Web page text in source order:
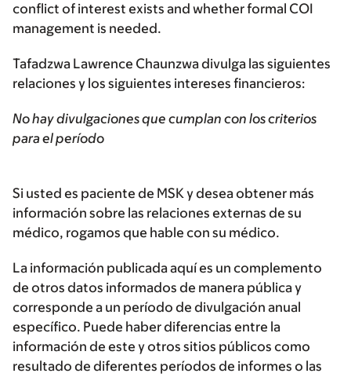
conflict of interest exists and whether formal COI
management is needed.
Tafadzwa Lawrence Chaunzwa divulga las siguientes
relaciones y los siguientes intereses financieros:
No hay divulgaciones que cumplan con los criterios
para el período
Si usted es paciente de MSK y desea obtener más
información sobre las relaciones externas de su
médico, rogamos que hable con su médico.
La información publicada aquí es un complemento
de otros datos informados de manera pública y
corresponde a un período de divulgación anual
específico. Puede haber diferencias entre la
información de este y otros sitios públicos como
resultado de diferentes períodos de informes o las